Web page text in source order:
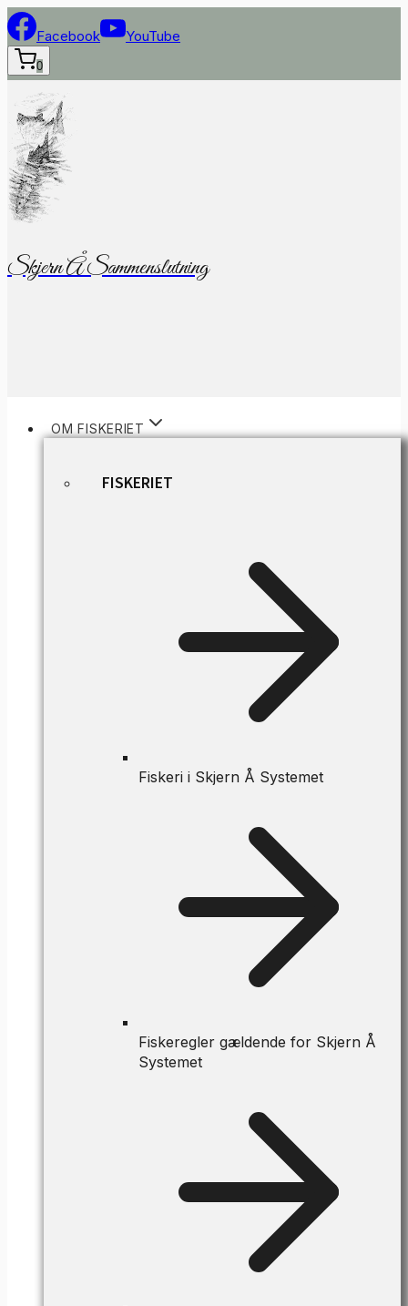
Fortsæt
til
indhold
Facebook YouTube
0
Skjern Å Sammenslutning
OM FISKERIET
FISKERIET
Fiskeri i Skjern Å Systemet
Fiskeregler gældende for Skjern Å
Systemet